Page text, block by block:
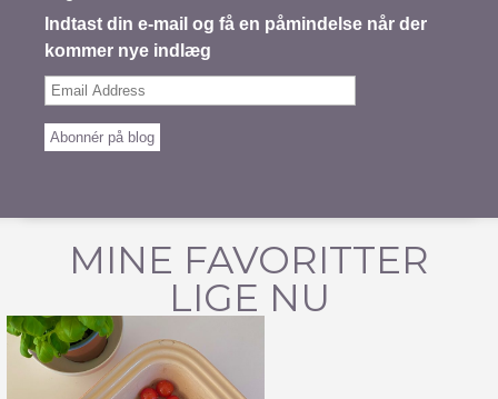
Indtast din e-mail og få en påmindelse når der
kommer nye indlæg
Email
Abonnér på blog
MINE FAVORITTER
LIGE NU